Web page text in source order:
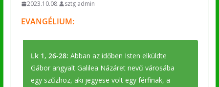
2023.10.08. sztg admin
EVANGÉLIUM:
Lk 1, 26-28: Abban az időben Isten elküldte
Gábor angyalt Galilea Názáret nevű városába
egy szűzhöz, aki jegyese volt egy férfinak, a